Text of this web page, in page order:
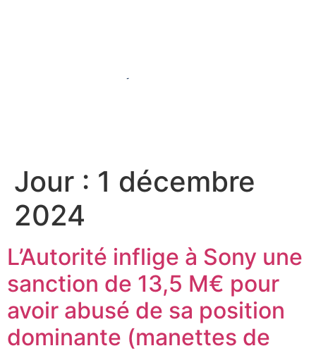
Jour : 1 décembre
2024
L’Autorité inflige à Sony une
sanction de 13,5 M€ pour
avoir abusé de sa position
dominante (manettes de